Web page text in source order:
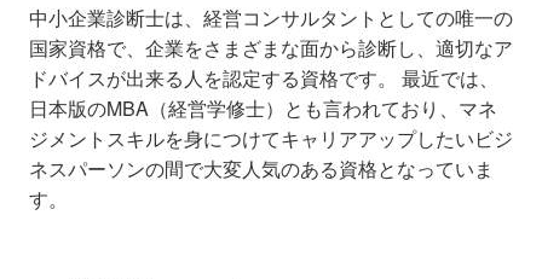
中小企業診断士は、経営コンサルタントとしての唯一の
国家資格で、企業をさまざまな面から診断し、適切なア
ドバイスが出来る人を認定する資格です。 最近では、
日本版のMBA（経営学修士）とも言われており、マネ
ジメントスキルを身につけてキャリアアップしたいビジ
ネスパーソンの間で大変人気のある資格となっていま
す。